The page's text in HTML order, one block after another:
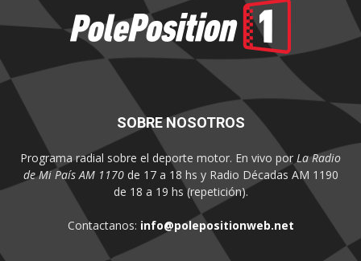
SOBRE NOSOTROS
Programa radial sobre el deporte motor. En vivo por La Radio
de Mi País AM 1170de 17 a 18 hs y Radio Décadas AM 1190
de 18 a 19 hs (repetición).
Contactanos: info@polepositionweb.net